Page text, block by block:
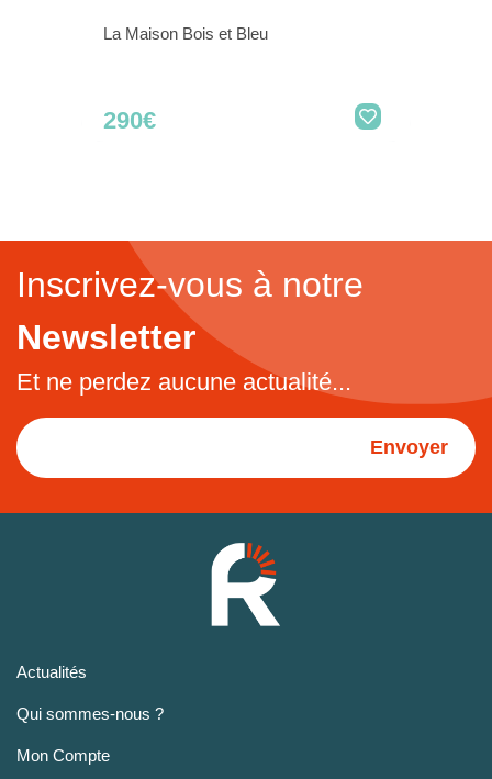
La Maison Bois et Bleu
290€
Inscrivez-vous à notre
Newsletter
Et ne perdez aucune actualité...
Envoyer
Actualités
Qui sommes-nous ?
Mon Compte